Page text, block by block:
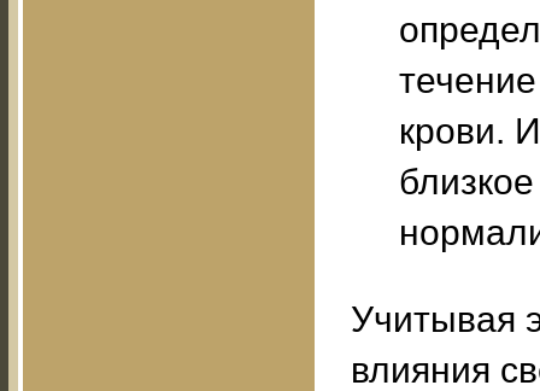
крови.
Учитывая
влияния